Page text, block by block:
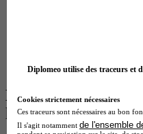
BTS Communication à
BTS Communication à
BTS Ndrc à Lyon
Les intitulés de
les plus recherchés
Diplomeo utilise des traceurs et
Cookies strictement nécessaires
Ces traceurs sont nécessaires au bon
Il s'agit notamment de l'ensemble